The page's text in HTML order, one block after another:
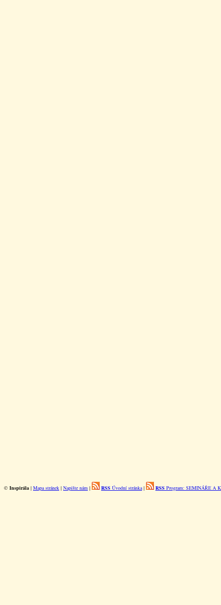
© Inspirála | Mapa stránek | Napište nám | RSS Úvodní stránka| RSS Program: SEMINÁŘE A